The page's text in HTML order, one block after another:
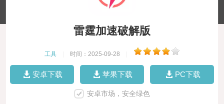
雷霆加速破解版
工具 时间：2025-09-28
安卓下载 苹果下载 PC下载
安卓市场，安全绿色